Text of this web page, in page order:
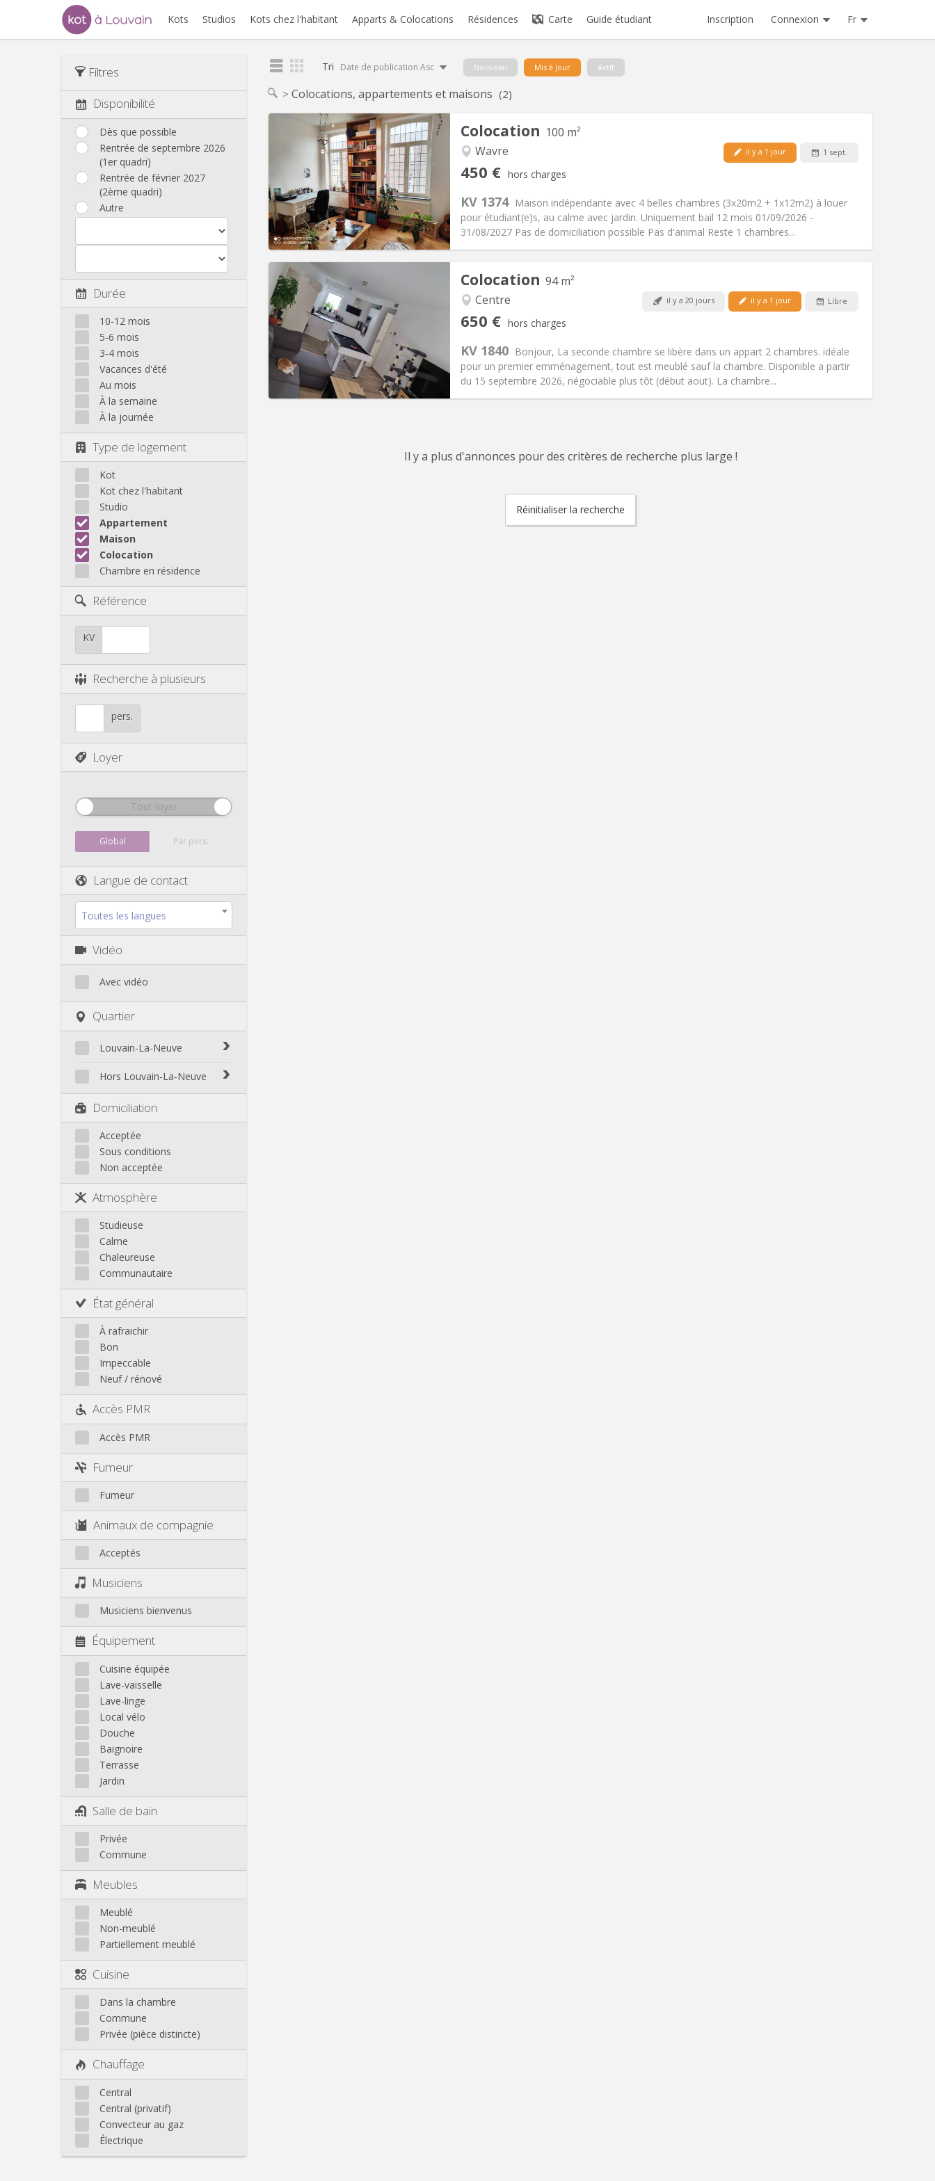
Kots Studios Kots chez l'habitant Apparts & Colocations Résidences Carte Guide étudiant Inscription Connexion Fr
Filtres
Disponibilité
Dès que possible
Rentrée de septembre 2026
(1er quadri)
Rentrée de février 2027
(2ème quadri)
Autre
Durée
10-12 mois
5-6 mois
3-4 mois
Vacances d'été
Au mois
À la semaine
À la journée
Type de logement
Kot
Kot chez l'habitant
Studio
Appartement
Maison
Colocation
Chambre en résidence
Référence
KV
Recherche à plusieurs
pers.
Loyer
Tout loyer
Global Par pers.
Langue de contact
Toutes les langues
Vidéo
Avec vidéo
Quartier
Louvain-La-Neuve
Biéreau
Centre
L'Hocaille
La Baraque
Lauzelle
Les Bruyères
Hors Louvain-La-Neuve
Genappe
Mont-Saint-Guibert
Nivelles
Ottignies
Rixensart
Walhain
Wavre
Autre
Domiciliation
Acceptée
Sous conditions
Non acceptée
Atmosphère
Studieuse
Calme
Chaleureuse
Communautaire
État général
À rafraichir
Bon
Impeccable
Neuf / rénové
Accès PMR
Accès PMR
Fumeur
Fumeur
Animaux de compagnie
Acceptés
Musiciens
Musiciens bienvenus
Équipement
Cuisine équipée
Lave-vaisselle
Lave-linge
Local vélo
Douche
Baignoire
Terrasse
Jardin
Salle de bain
Privée
Commune
Meubles
Meublé
Non-meublé
Partiellement meublé
Cuisine
Dans la chambre
Commune
Privée (pièce distincte)
Chauffage
Central
Central (privatif)
Convecteur au gaz
Électrique
Tri Date de publication Asc Nouveau Mis à jour Actif
Colocations, appartements et maisons (2)
Colocation 100 m²
Wavre
450 € hors charges
il y a 1 jour 1 sept.
KV 1374 Maison indépendante avec 4 belles chambres (3x20m2 + 1x12m2) à louer
pour étudiant(e)s, au calme avec jardin. Uniquement bail 12 mois 01/09/2026 -
31/08/2027 Pas de domiciliation possible Pas d'animal Reste 1 chambres...
Infos Pratiques
Loyer:450 €
Charges:50 €
Durée:12 mois
Domiciliation:Non
Aménagement
Salle de bain:Commune
Superficie:100 m2
Autre
Atmosphère:Calme
Animaux de compagnie:Non
Colocation 94 m²
Centre
650 € hors charges
il y a 20 jours il y a 1 jour Libre
KV 1840 Bonjour, La seconde chambre se libère dans un appart 2 chambres. idéale
pour un premier emménagement, tout est meublé sauf la chambre. Disponible a partir
du 15 septembre 2026, négociable plus tôt (début aout). La chambre...
Infos Pratiques
Loyer:650 €
Charges:150 €
Durée: 12 mois, 11 mois, 10 mois
Domiciliation:Acceptée
Aménagement
Salle de bain:Commune
Superficie:94 m2
Autre
Atmosphère:Chaleureuse, calme
Animaux de compagnie:Acceptés
Il y a plus d'annonces pour des critères de recherche plus large !
Réinitialiser la recherche